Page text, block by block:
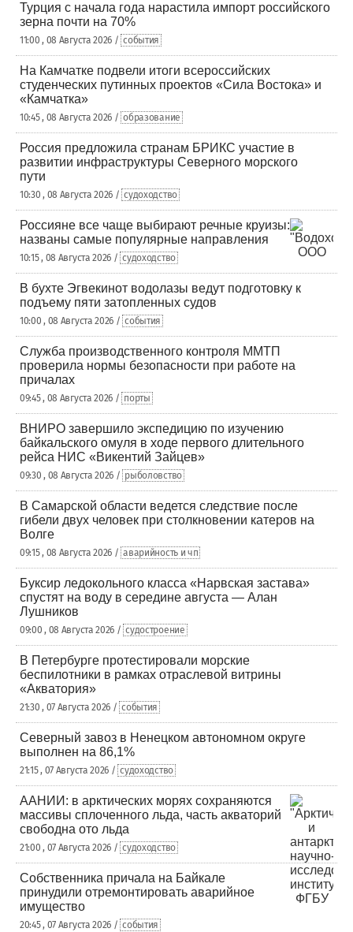
Турция с начала года нарастила импорт российского
зерна почти на 70%
11:00 , 08 Августа 2026 / события
На Камчатке подвели итоги всероссийских
студенческих путинных проектов «Сила Востока» и
«Камчатка»
10:45 , 08 Августа 2026 / образование
Россия предложила странам БРИКС участие в
развитии инфраструктуры Северного морского
пути
10:30 , 08 Августа 2026 / судоходство
Россияне все чаще выбирают речные круизы:
названы самые популярные направления
10:15 , 08 Августа 2026 / судоходство
В бухте Эгвекинот водолазы ведут подготовку к
подъему пяти затопленных судов
10:00 , 08 Августа 2026 / события
Служба производственного контроля ММТП
проверила нормы безопасности при работе на
причалах
09:45 , 08 Августа 2026 / порты
ВНИРО завершило экспедицию по изучению
байкальского омуля в ходе первого длительного
рейса НИС «Викентий Зайцев»
09:30 , 08 Августа 2026 / рыболовство
В Самарской области ведется следствие после
гибели двух человек при столкновении катеров на
Волге
09:15 , 08 Августа 2026 / аварийность и чп
Буксир ледокольного класса «Нарвская застава»
спустят на воду в середине августа — Алан
Лушников
09:00 , 08 Августа 2026 / судостроение
В Петербурге протестировали морские
беспилотники в рамках отраслевой витрины
«Акватория»
21:30 , 07 Августа 2026 / события
Северный завоз в Ненецком автономном округе
выполнен на 86,1%
21:15 , 07 Августа 2026 / судоходство
ААНИИ: в арктических морях сохраняются
массивы сплоченного льда, часть акваторий
свободна ото льда
21:00 , 07 Августа 2026 / судоходство
Собственника причала на Байкале
принудили отремонтировать аварийное
имущество
20:45 , 07 Августа 2026 / события